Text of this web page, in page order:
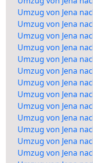
Umzug von Jena
Umzug von Jena
Umzug von Jena
Umzug von Jena
Umzug von Jena
Umzug von Jena
Umzug von Jena
Umzug von Jena
Umzug von Jena
Umzug von Jena
Umzug von Jena
Umzug von Jena
Umzug von Jena